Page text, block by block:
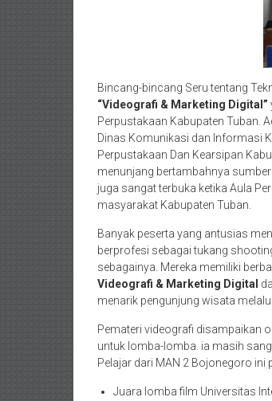
Bincang-bincang Seru tentang
“Videografi & Marketing Digital”
Perpustakaan Kabupaten Tuban.
Dinas Komunikasi dan Informasi
Perpustakaan Dan Kearsipan
menunjang bertambahnya
juga sangat terbuka ketika Aula
masyarakat Kabupaten Tuban.
Banyak peserta yang antusias
berprofesi sebagai tukang
sebagainya. Mereka memiliki
Videografi & Marketing Digital
menarik pengunjung wisata
Pemateri videografi disampaikan
untuk lomba-lomba. ia masih
Pelajar dari MAN 2 Bojonegoro ini
Juara lomba film Universitas